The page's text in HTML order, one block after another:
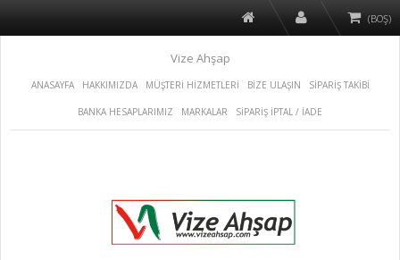
(BOŞ)
Vize Ahşap
ANASAYFA HAKKIMIZDA MÜŞTERİ HİZMETLERİ BİZE ULAŞIN SİPARİŞ TAKİBİ
BANKA HESAPLARIMIZ MARKALAR SİPARİŞ İPTAL / İADE